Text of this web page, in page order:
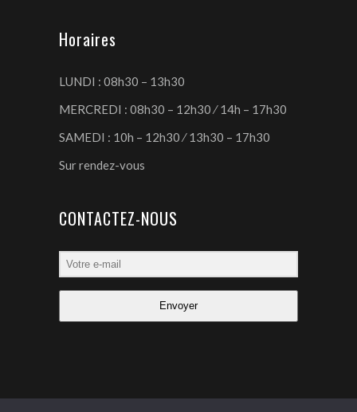
Horaires
LUNDI : 08h30 – 13h30
MERCREDI : 08h30 – 12h30 ⁄ 14h – 17h30
SAMEDI : 10h – 12h30 ⁄ 13h30 – 17h30
Sur rendez-vous
CONTACTEZ-NOUS
Envoyer